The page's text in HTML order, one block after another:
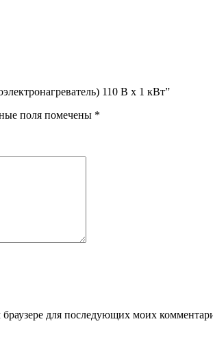
110 В х 1 кВт”
поля помечены *
для последующих моих